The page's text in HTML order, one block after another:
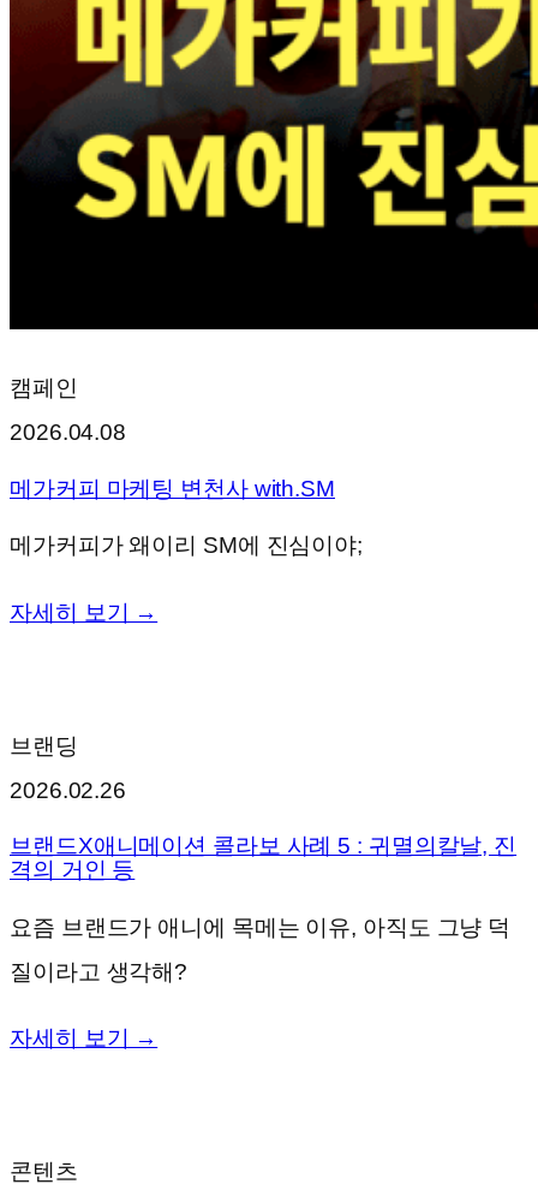
캠페인
2026.04.08
메가커피 마케팅 변천사 with.SM
메가커피가 왜이리 SM에 진심이야;
자세히 보기 →
브랜딩
2026.02.26
브랜드X애니메이션 콜라보 사례 5 : 귀멸의칼날, 진
격의 거인 등
요즘 브랜드가 애니에 목메는 이유, 아직도 그냥 덕
질이라고 생각해?
자세히 보기 →
콘텐츠